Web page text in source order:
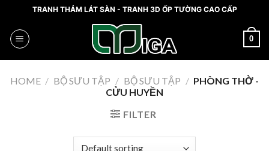
content
TRANH THẢM LÁT SÀN - TRANH 3D ỐP TƯỜNG CAO CẤP
0
HOME / BỘ SƯU TẬP / BỘ SƯU TẬP / PHÒNG THỜ -
CỬU HUYỀN
FILTER